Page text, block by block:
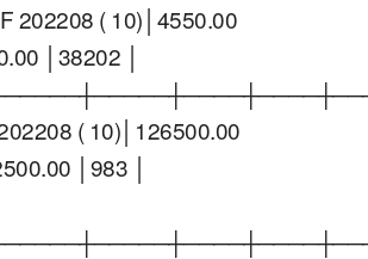
202208 ( 10)│4550.00
│38202 │
( 10)│126500.00
│983 │